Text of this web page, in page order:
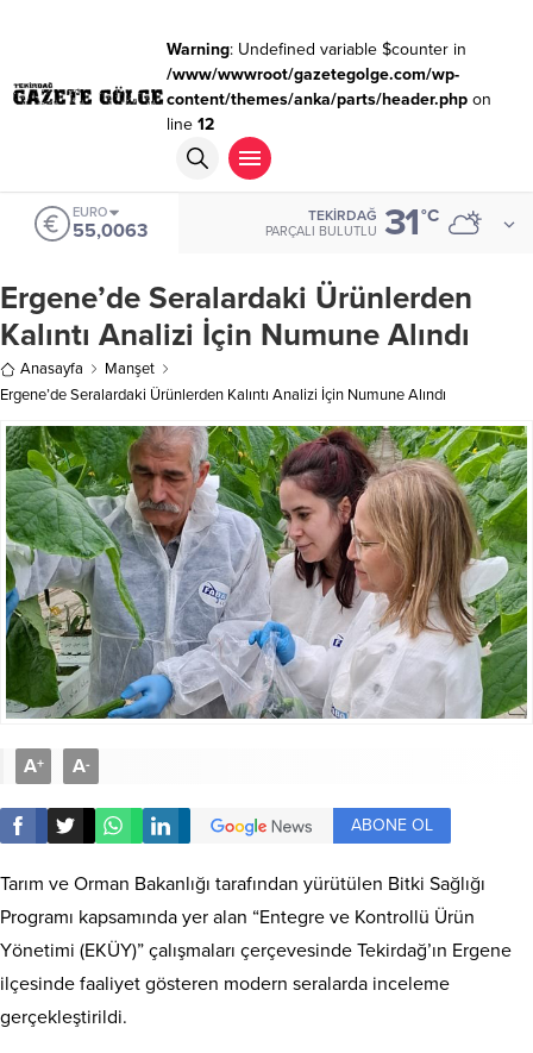
Warning: Undefined variable $counter in
/www/wwwroot/gazetegolge.com/wp-
content/themes/anka/parts/header.phpon
line 12
EURO
55,0063
TEKIRDAĞ
PARÇALI BULUTLU 31°C
Ergene’de Seralardaki Ürünlerden
Kalıntı Analizi İçin Numune Alındı
Anasayfa
Manşet
Ergene’de Seralardaki Ürünlerden Kalıntı Analizi İçin Numune Alındı
A+ A-
ABONE OL
Tarım ve Orman Bakanlığı tarafından yürütülen Bitki Sağlığı
Programı kapsamında yer alan “Entegre ve Kontrollü Ürün
Yönetimi (EKÜY)” çalışmaları çerçevesinde Tekirdağ’ın Ergene
ilçesinde faaliyet gösteren modern seralarda inceleme
gerçekleştirildi.